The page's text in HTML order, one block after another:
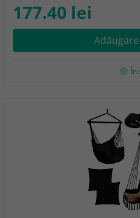
177.40 lei
În